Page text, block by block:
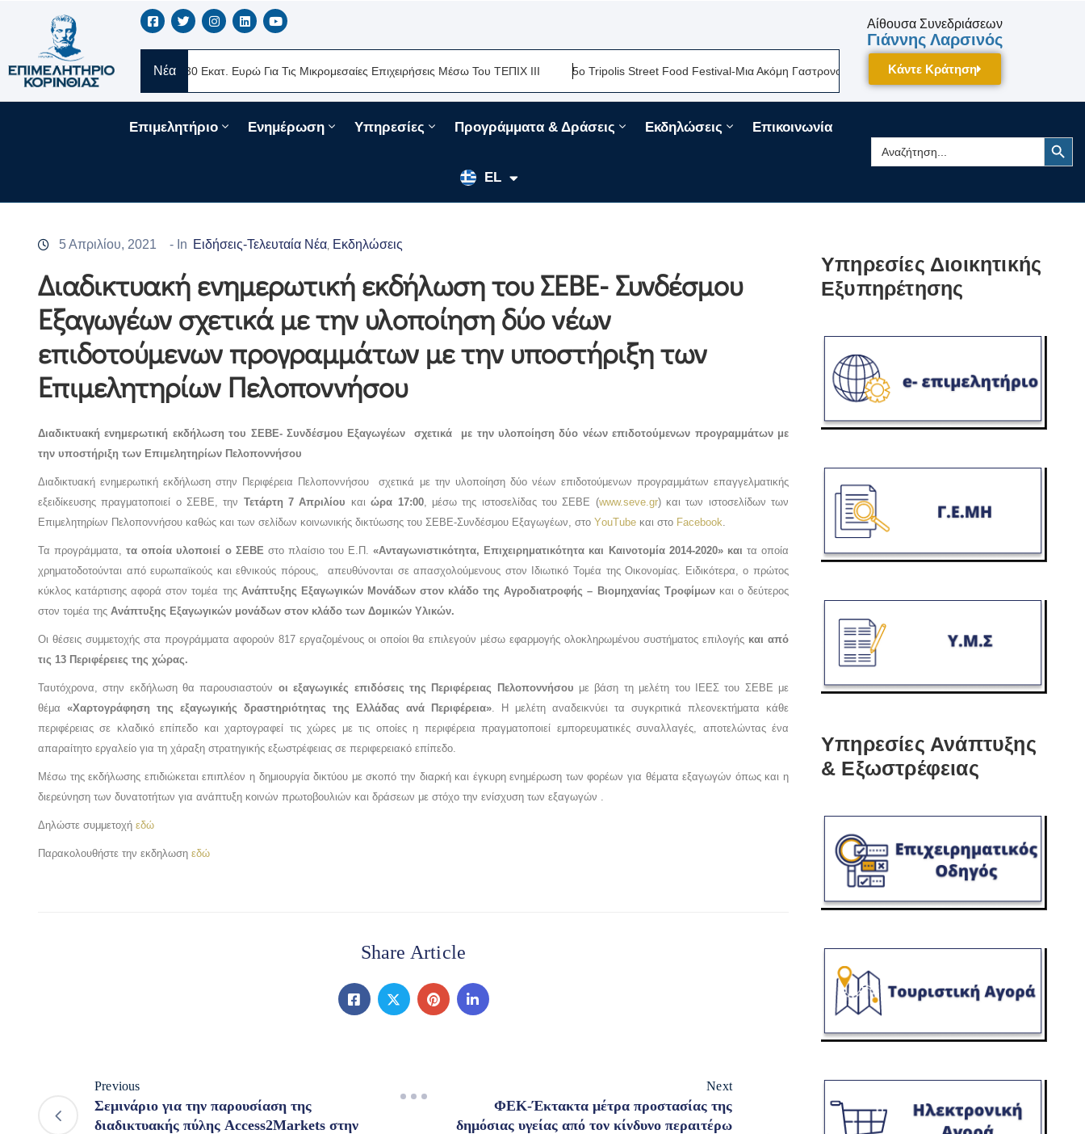
Νέα
Ελλάς Νέα Δάνεια 330 Εκατ. Ευρώ Για Τις Μικρομεσαίες Επιχειρήσεις Μέσω Του ΤΕΠΙΧ ΙΙΙ 5ο Tripolis Street Food Festival-Μια Ακόμη Γαστρονομική Γιορτή Της Πελοποννήσου Δίνει Ραντεβού Τον
Αίθουσα Συνεδριάσεων
Γιάννης Λαρσινός
Κάντε Κράτηση
Επιμελητήριο Ενημέρωση Υπηρεσίες Προγράμματα & Δράσεις Εκδηλώσεις Επικοινωνία
EL
EN
FR
Search
for:
Search Button
5 Απριλίου, 2021 - In Ειδήσεις-Τελευταία Νέα Εκδηλώσεις
Διαδικτυακή ενημερωτική εκδήλωση του ΣΕΒΕ- Συνδέσμου
Εξαγωγέων σχετικά με την υλοποίηση δύο νέων
επιδοτούμενων προγραμμάτων με την υποστήριξη των
Επιμελητηρίων Πελοποννήσου
Διαδικτυακή ενημερωτική εκδήλωση του ΣΕΒΕ- Συνδέσμου Εξαγωγέων σχετικά με την υλοποίηση δύο νέων επιδοτούμενων προγραμμάτων με
την υποστήριξη των Επιμελητηρίων Πελοποννήσου
Διαδικτυακή ενημερωτική εκδήλωση στην Περιφέρεια Πελοποννήσου σχετικά με την υλοποίηση δύο νέων επιδοτούμενων προγραμμάτων επαγγελματικής
εξειδίκευσης πραγματοποιεί ο ΣΕΒΕ, την Τετάρτη 7 Απριλίου καιώρα 17:00, μέσω της ιστοσελίδας του ΣΕΒΕ (www.seve.gr) και των ιστοσελίδων των
Επιμελητηρίων Πελοποννήσου καθώς και των σελίδων κοινωνικής δικτύωσης του ΣΕΒΕ-Συνδέσμου Εξαγωγέων, στο ΥouΤube και στο Facebook.
Τα προγράμματα,τα οποία υλοποιεί ο ΣΕΒΕ στο πλαίσιο του Ε.Π.«Ανταγωνιστικότητα, Επιχειρηματικότητα και Καινοτομία 2014-2020» και τα οποία
χρηματοδοτούνται από ευρωπαϊκούς και εθνικούς πόρους, απευθύνονται σε απασχολούμενους στον Ιδιωτικό Τομέα της Οικονομίας. Ειδικότερα, ο πρώτος
κύκλος κατάρτισης αφορά στον τομέα της Ανάπτυξης Εξαγωγικών Μονάδων στον κλάδο της Αγροδιατροφής – Βιομηχανίας Τροφίμωνκαι ο δεύτερος
στον τομέα της Ανάπτυξης Εξαγωγικών μονάδων στον κλάδο των Δομικών Υλικών.
Οι θέσεις συμμετοχής στα προγράμματα αφορούν 817 εργαζομένους οι οποίοι θα επιλεγούν μέσω εφαρμογής ολοκληρωμένου συστήματος επιλογής και από
τις 13 Περιφέρειες της χώρας.
Ταυτόχρονα, στην εκδήλωση θα παρουσιαστούν οι εξαγωγικές επιδόσεις της Περιφέρειας Πελοποννήσου με βάση τη μελέτη του ΙΕΕΣ του ΣΕΒΕ με
θέμα «Χαρτογράφηση της εξαγωγικής δραστηριότητας της Ελλάδας ανά Περιφέρεια». Η μελέτη αναδεικνύει τα συγκριτικά πλεονεκτήματα κάθε
περιφέρειας σε κλαδικό επίπεδο και χαρτογραφεί τις χώρες με τις οποίες η περιφέρεια πραγματοποιεί εμπορευματικές συναλλαγές, αποτελώντας ένα
απαραίτητο εργαλείο για τη χάραξη στρατηγικής εξωστρέφειας σε περιφερειακό επίπεδο.
Μέσω της εκδήλωσης επιδιώκεται επιπλέον η δημιουργία δικτύου με σκοπό την διαρκή και έγκυρη ενημέρωση των φορέων για θέματα εξαγωγών όπως και η
διερεύνηση των δυνατοτήτων για ανάπτυξη κοινών πρωτοβουλιών και δράσεων με στόχο την ενίσχυση των εξαγωγών .
Δηλώστε συμμετοχή εδώ
Παρακολουθήστε την εκδηλωση εδώ
Share Article
Previous
Σεμινάριο για την παρουσίαση της
διαδικτυακής πύλης Access2Markets στην
Next
ΦΕΚ-Έκτακτα μέτρα προστασίας της
δημόσιας υγείας από τον κίνδυνο περαιτέρω
Υπηρεσίες Διοικητικής
Εξυπηρέτησης
Υπηρεσίες Ανάπτυξης
& Εξωστρέφειας